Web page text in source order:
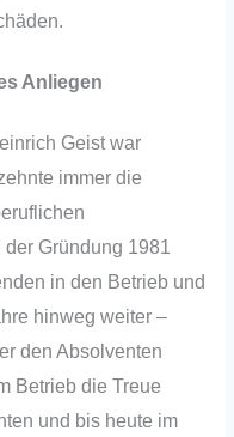
Anliegen
Geist war
immer die
Gründung 1981
in den Betrieb und
hinweg weiter –
den Absolventen
Betrieb die Treue
und bis heute im